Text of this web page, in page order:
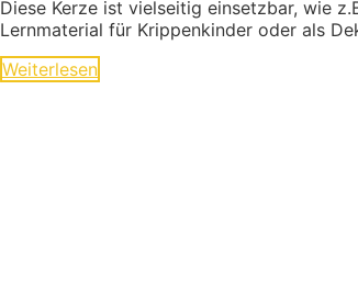
Diese Kerze ist vielseitig einsetzbar, wie
Lernmaterial für Krippenkinder oder als
Weiterlesen